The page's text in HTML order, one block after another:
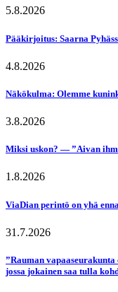
5.8.2026
Pääkirjoitus: Saarna
4.8.2026
Näkökulma: Olemme
3.8.2026
Miksi uskon? — ”Aivan
1.8.2026
ViaDian perintö on yhä
31.7.2026
”Rauman
jossa jokainen saa tulla